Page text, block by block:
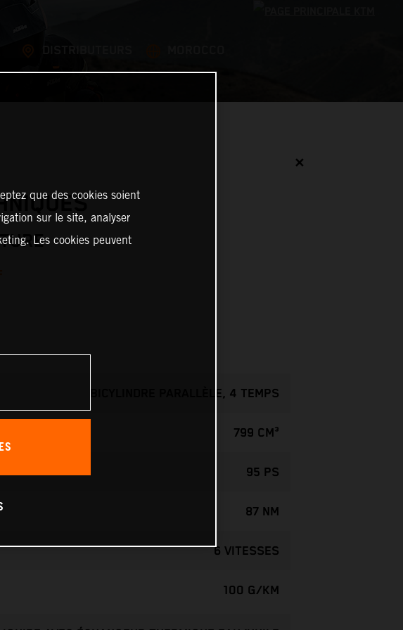
✕
BICYLINDRE PARALLÈLE, 4 TEMPS
799 CM³
95 PS
87 NM
6 VITESSES
100 G/KM
que des cookies soient
sur le site, analyser
Les cookies peuvent